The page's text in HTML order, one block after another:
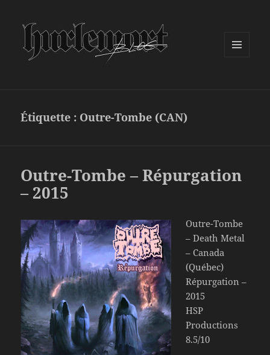
Étiquette : Outre-Tombe (CAN)
Outre-Tombe – Répurgation
– 2015
Outre-Tombe
– Death Metal
– Canada
(Québec)
Répurgation –
2015
HSP
Productions
8.5/10